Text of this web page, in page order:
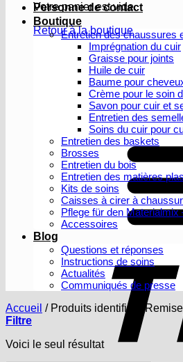
Votre panier est vide.
Retour à la boutique
Personne de contact
Boutique
Entretien des chaussures
Imprégnation du cuir
Graisse pour joints
Huile de cuir
Baume pour
Crème pour le soin
Savon pour cuir et
Entretien des
Soins du cuir pour
Entretien des baskets
Brosses
Entretien du bois
Entretien des matières
Kits de soins
Caisses à cirer à
Pflege für den Materialmix
Accessoires
Blog
Questions et réponses
Instructions de soins
Actualités
Communiqués de presse
Accueil /Produits identifiés
Filtre
Voici le seul résultat